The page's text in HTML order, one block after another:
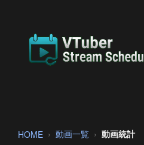
HOME 動画一覧 動画統計